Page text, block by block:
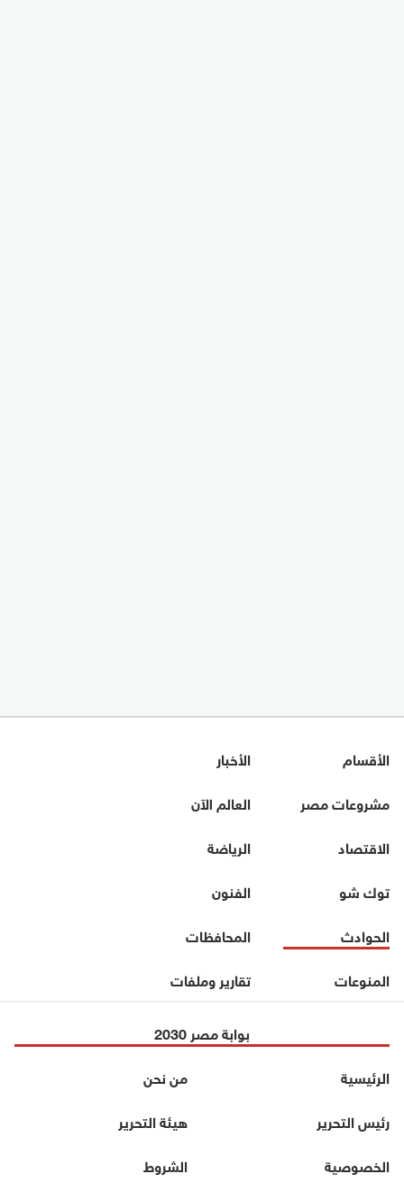
الأقسام
الأخبار
مشروعات مصر
العالم الآن
الاقتصاد
الرياضة
توك شو
الفنون
الحوادث
المحافظات
المنوعات
تقارير وملفات
بوابة مصر 2030
الرئيسية
من نحن
رئيس التحرير
هيئة التحرير
الخصوصية
الشروط